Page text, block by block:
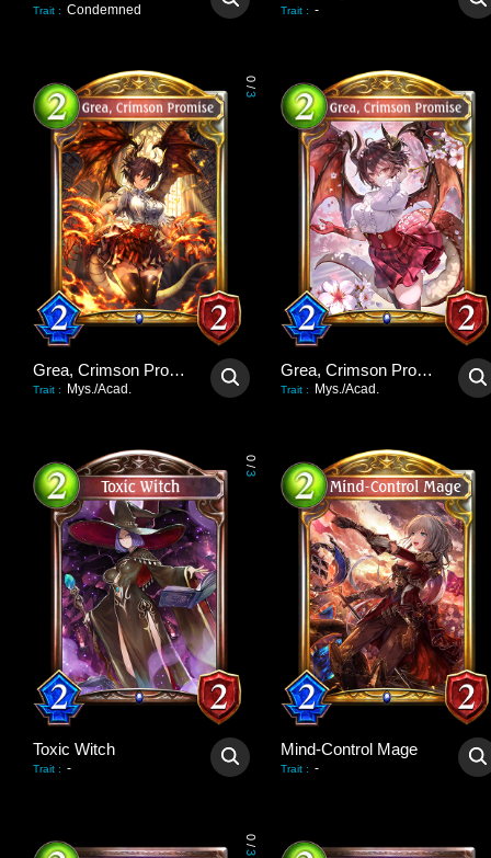
Trait : Condemned Trait : -
0
/
3
Grea, Crimson Promise
Trait : Mys./Acad.
Grea, Crimson Promise
Trait : Mys./Acad.
0
/
3
Toxic Witch
Trait : -
Mind-Control Mage
Trait : -
0
/
3